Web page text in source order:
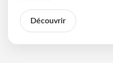
Découvrir